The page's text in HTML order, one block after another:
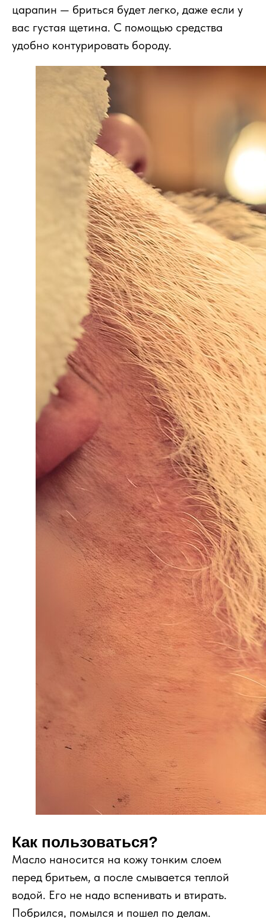
царапин — бриться будет легко, даже если у
вас густая щетина. С помощью средства
удобно контурировать бороду.
Как пользоваться?
Масло наносится на кожу тонким слоем
перед бритьем, а после смывается теплой
водой. Его не надо вспенивать и втирать.
Побрился, помылся и пошел по делам.